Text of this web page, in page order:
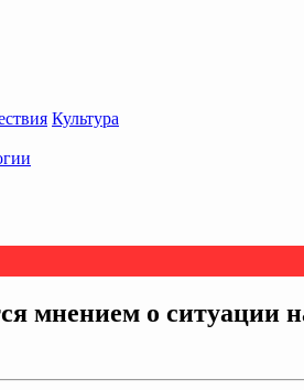
Культура
мнением о ситуации